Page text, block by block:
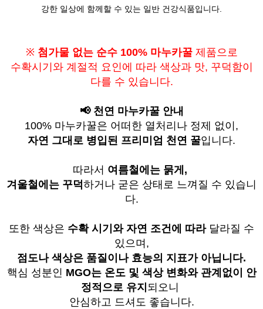
강한 일상에 함께할 수 있는 일반 건강식품입니다.
※ 첨가물 없는 순수 100% 마누카꿀제품으로
수확시기와 계절적 요인에 따라 색상과 맛, 꾸덕함이
다를 수 있습니다.
📢 천연 마누카꿀 안내
100% 마누카꿀은 어떠한 열처리나 정제 없이,
자연 그대로 병입된 프리미엄 천연 꿀입니다.
따라서 여름철에는 묽게,
겨울철에는 꾸덕하거나 굳은 상태로 느껴질 수 있습니
다.
또한 색상은 수확 시기와 자연 조건에 따라 달라질 수
있으며,
점도나 색상은 품질이나 효능의 지표가 아닙니다.
핵심 성분인 MGO는 온도 및 색상 변화와 관계없이 안
정적으로 유지 되오니
안심하고 드셔도 좋습니다.